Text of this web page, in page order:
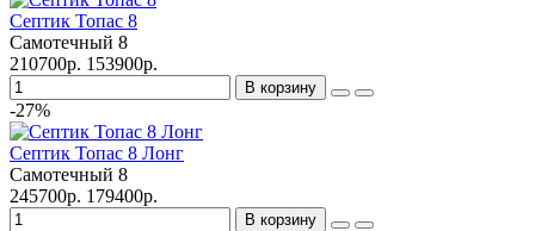
Септик Топас 8
Самотечный 8
210700р. 153900р.
В корзину
-27%
Септик Топас 8 Лонг
Самотечный 8
245700р. 179400р.
В корзину